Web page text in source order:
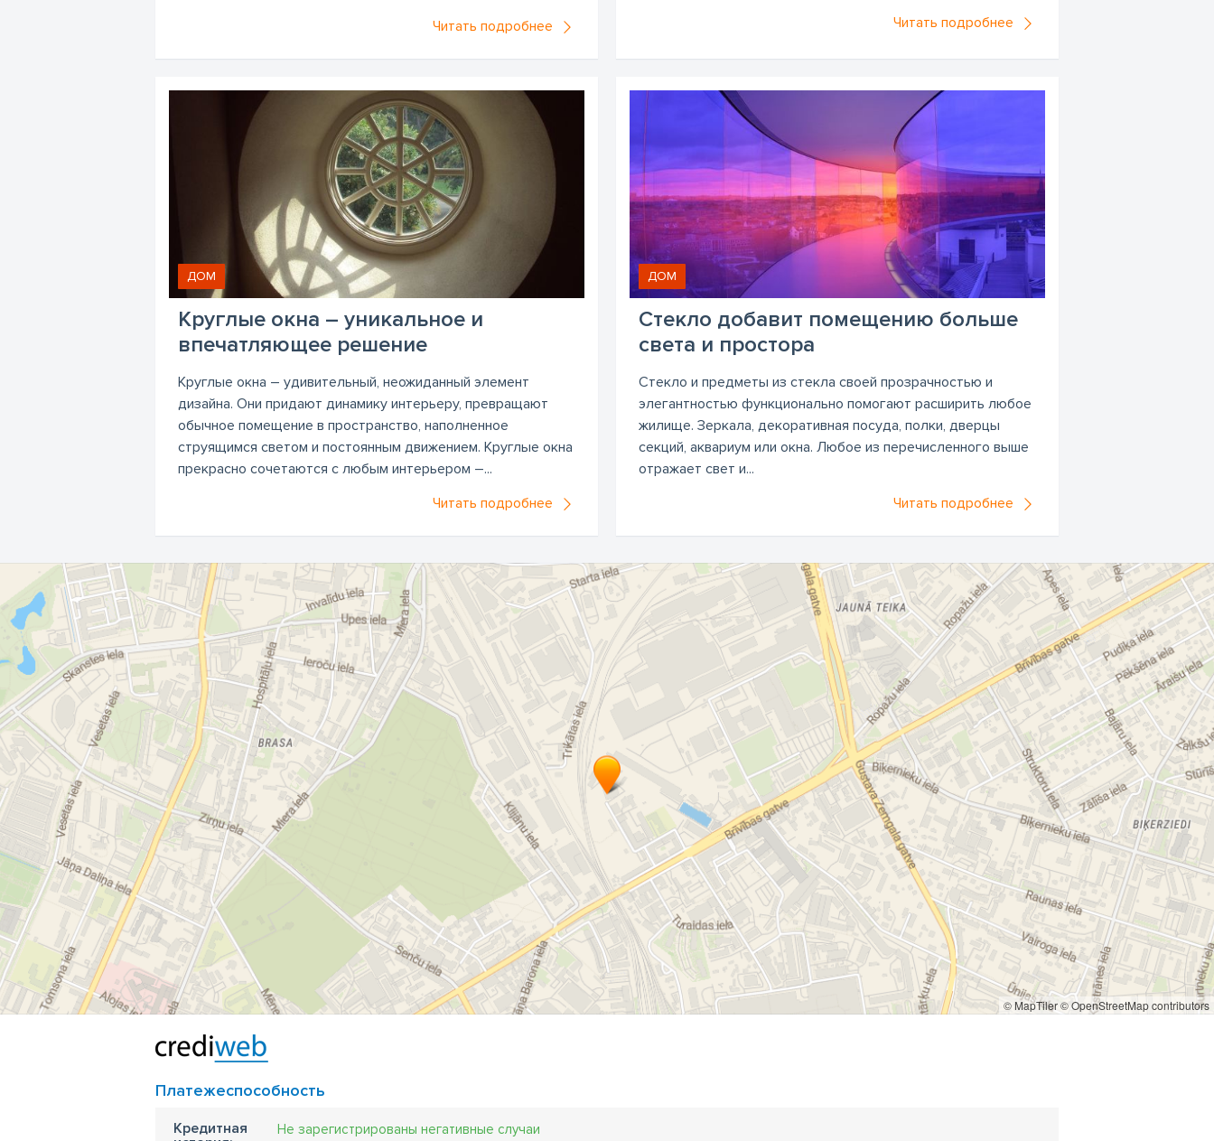
Читать подробнее
Читать подробнее
Круглые окна – уникальное и
впечатляющее решение
ДОМ
Круглые окна – удивительный, неожиданный элемент
дизайна. Они придают динамику интерьеру, превращают
обычное помещение в пространство, наполненное
струящимся светом и постоянным движением. Круглые окна
прекрасно сочетаются с любым интерьером –...
Читать подробнее
Стекло добавит помещению больше
света и простора
ДОМ
Стекло и предметы из стекла своей прозрачностью и
элегантностью функционально помогают расширить любое
жилище. Зеркала, декоративная посуда, полки, дверцы
секций, аквариум или окна. Любое из перечисленного выше
отражает свет и...
Читать подробнее
© MapTiler© OpenStreetMap contributors
Платежеспособность
Кредитная
Не зарегистрированы негативные случаи